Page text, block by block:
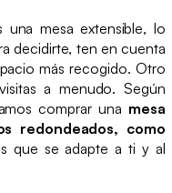
mesa extensible, lo
decidirte, ten en cuenta
más recogido. Otro
a menudo. Según
comprar una mesa
redondeados, como
que se adapte a ti y al